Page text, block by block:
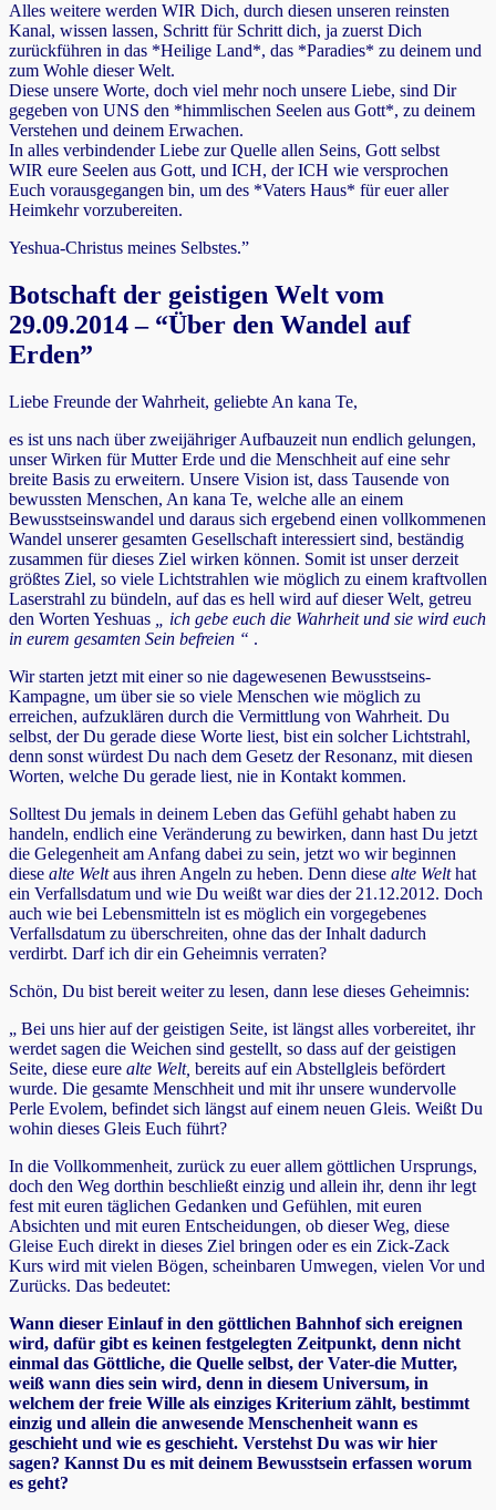
Alles weitere werden WIR Dich, durch diesen unseren reinsten
Kanal, wissen lassen, Schritt für Schritt dich, ja zuerst Dich
zurückführen in das *Heilige Land*, das *Paradies* zu deinem und
zum Wohle dieser Welt.
Diese unsere Worte, doch viel mehr noch unsere Liebe, sind Dir
gegeben von UNS den *himmlischen Seelen aus Gott*, zu deinem
Verstehen und deinem Erwachen.
In alles verbindender Liebe zur Quelle allen Seins, Gott selbst
WIR eure Seelen aus Gott, und ICH, der ICH wie versprochen
Euch vorausgegangen bin, um des *Vaters Haus* für euer aller
Heimkehr vorzubereiten.
Yeshua-Christus meines Selbstes.”
Botschaft der geistigen Welt vom
29.09.2014 – “Über den Wandel auf
Erden”
Liebe Freunde der Wahrheit, geliebte An kana Te,
es ist uns nach über zweijähriger Aufbauzeit nun endlich gelungen,
unser Wirken für Mutter Erde und die Menschheit auf eine sehr
breite Basis zu erweitern. Unsere Vision ist, dass Tausende von
bewussten Menschen, An kana Te, welche alle an einem
Bewusstseinswandel und daraus sich ergebend einen vollkommenen
Wandel unserer gesamten Gesellschaft interessiert sind, beständig
zusammen für dieses Ziel wirken können. Somit ist unser derzeit
größtes Ziel, so viele Lichtstrahlen wie möglich zu einem kraftvollen
Laserstrahl zu bündeln, auf das es hell wird auf dieser Welt, getreu
den Worten Yeshuas „ ich gebe euch die Wahrheit und sie wird euch
in eurem gesamten Sein befreien “ .
Wir starten jetzt mit einer so nie dagewesenen Bewusstseins-
Kampagne, um über sie so viele Menschen wie möglich zu
erreichen, aufzuklären durch die Vermittlung von Wahrheit. Du
selbst, der Du gerade diese Worte liest, bist ein solcher Lichtstrahl,
denn sonst würdest Du nach dem Gesetz der Resonanz, mit diesen
Worten, welche Du gerade liest, nie in Kontakt kommen.
Solltest Du jemals in deinem Leben das Gefühl gehabt haben zu
handeln, endlich eine Veränderung zu bewirken, dann hast Du jetzt
die Gelegenheit am Anfang dabei zu sein, jetzt wo wir beginnen
diese alte Weltaus ihren Angeln zu heben. Denn diese alte Welthat
ein Verfallsdatum und wie Du weißt war dies der 21.12.2012. Doch
auch wie bei Lebensmitteln ist es möglich ein vorgegebenes
Verfallsdatum zu überschreiten, ohne das der Inhalt dadurch
verdirbt. Darf ich dir ein Geheimnis verraten?
Schön, Du bist bereit weiter zu lesen, dann lese dieses Geheimnis:
„ Bei uns hier auf der geistigen Seite, ist längst alles vorbereitet, ihr
werdet sagen die Weichen sind gestellt, so dass auf der geistigen
Seite, diese eure alte Welt, bereits auf ein Abstellgleis befördert
wurde. Die gesamte Menschheit und mit ihr unsere wundervolle
Perle Evolem, befindet sich längst auf einem neuen Gleis. Weißt Du
wohin dieses Gleis Euch führt?
In die Vollkommenheit, zurück zu euer allem göttlichen Ursprungs,
doch den Weg dorthin beschließt einzig und allein ihr, denn ihr legt
fest mit euren täglichen Gedanken und Gefühlen, mit euren
Absichten und mit euren Entscheidungen, ob dieser Weg, diese
Gleise Euch direkt in dieses Ziel bringen oder es ein Zick-Zack
Kurs wird mit vielen Bögen, scheinbaren Umwegen, vielen Vor und
Zurücks. Das bedeutet:
Wann dieser Einlauf in den göttlichen Bahnhof sich ereignen
wird, dafür gibt es keinen festgelegten Zeitpunkt, denn nicht
einmal das Göttliche, die Quelle selbst, der Vater-die Mutter,
weiß wann dies sein wird, denn in diesem Universum, in
welchem der freie Wille als einziges Kriterium zählt, bestimmt
einzig und allein die anwesende Menschenheit wann es
geschieht und wie es geschieht. Verstehst Du was wir hier
sagen? Kannst Du es mit deinem Bewusstsein erfassen worum
es geht?